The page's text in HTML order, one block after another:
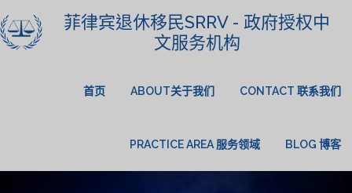
菲律宾退休移民SRRV - 政府授权中
文服务机构
首页 ABOUT关于我们 CONTACT 联系我们
PRACTICE AREA 服务领域 BLOG 博客